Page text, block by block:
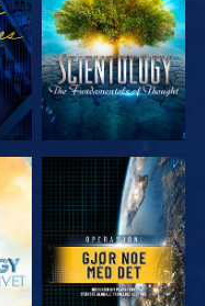
SERIEN
SE